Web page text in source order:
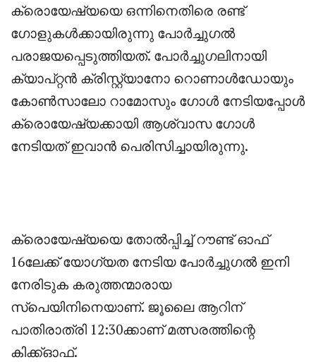
‎ക്രൊയേഷ്യയെ ഒന്നിനെതിരെ രണ്ട്
ഗോളുകൾക്കായിരുന്നു പോർച്ചുഗൽ
പരാജയപ്പെടുത്തിയത്. പോർച്ചുഗലിനായി
ക്യാപ്റ്റൻ ക്രിസ്റ്റ്യാനോ റൊണാൾഡോയും
കോൺസാലോ റാമോസും ഗോൾ നേടിയപ്പോൾ
ക്രൊയേഷ്യക്കായി ആശ്വാസ ഗോൾ
നേടിയത് ഇവാൻ പെരിസിച്ചായിരുന്നു.
‎ക്രൊയേഷ്യയെ തോൽപ്പിച്ച് റൗണ്ട് ഓഫ്
16ലേക്ക് യോഗ്യത നേടിയ പോർച്ചുഗൽ ഇനി
നേരിടുക കരുത്തന്മാരായ
സ്പെയിനിനെയാണ്. ജൂലൈ ആറിന്
പാതിരാത്രി 12:30ക്കാണ് മത്സരത്തിന്റെ
കിക്ക്ഓഫ്.